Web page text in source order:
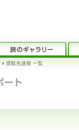
› 渡航先速報 一覧